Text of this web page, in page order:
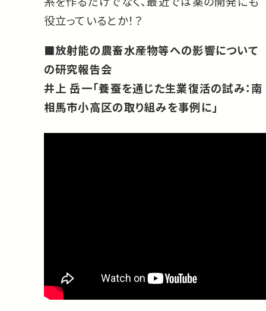
役立っているとか！？
■放射能の農畜水産物等への影響について
の研究報告会
井上 岳一「養蚕を通じた生業復活の試み：南
相馬市小高区の取り組みを事例に」